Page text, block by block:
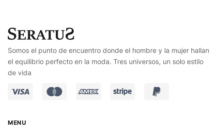
Somos el punto de encuentro donde el hombre y la mujer hallan
el equilibrio perfecto en la moda. Tres universos, un solo estilo
de vida